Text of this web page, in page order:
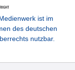
ist im
des deutschen
nutzbar.